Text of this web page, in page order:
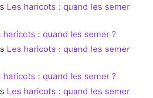
Les haricots : quand les semer
haricots : quand les semer ?
Les haricots : quand les semer
haricots : quand les semer ?
Les haricots : quand les semer